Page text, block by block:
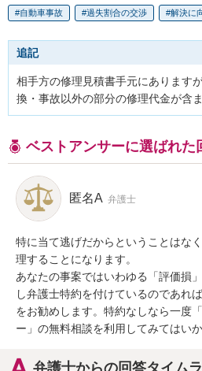
自動車事故 過失割合の交渉 解決に
追記
相手方の修理見積書手元にあります
換・事故以外の部分の修理代金が含
ベストアンサーに選ばれた
匿名A 弁護士
特に当て逃げだからということはな
理することになります。
あなたの事案ではいわゆる「評価損
し弁護士特約を付けているのであれ
をお勧めします。特約なしなら一度
ー」の無料相談を利用してみてはい